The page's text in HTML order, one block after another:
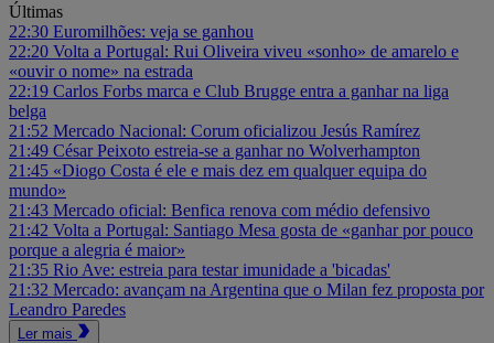
Últimas
22:30 Euromilhões: veja se ganhou
22:20 Volta a Portugal: Rui Oliveira viveu «sonho» de amarelo e
«ouvir o nome» na estrada
22:19 Carlos Forbs marca e Club Brugge entra a ganhar na liga
belga
21:52 Mercado Nacional: Corum oficializou Jesús Ramírez
21:49 César Peixoto estreia-se a ganhar no Wolverhampton
21:45 «Diogo Costa é ele e mais dez em qualquer equipa do
mundo»
21:43 Mercado oficial: Benfica renova com médio defensivo
21:42 Volta a Portugal: Santiago Mesa gosta de «ganhar por pouco
porque a alegria é maior»
21:35 Rio Ave: estreia para testar imunidade a 'bicadas'
21:32 Mercado: avançam na Argentina que o Milan fez proposta por
Leandro Paredes
Ler mais